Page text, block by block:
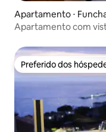
Apartamento ⋅
Apartamento com
Preferido dos
Preferido dos